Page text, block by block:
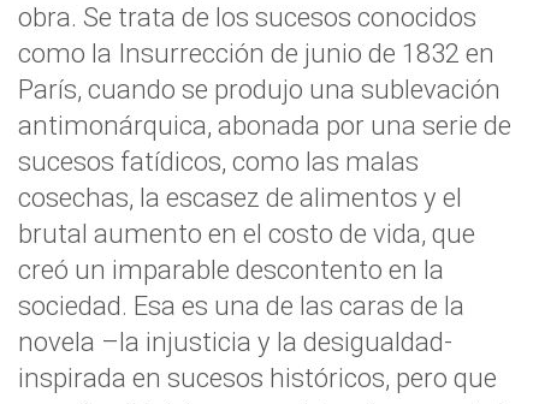
obra. Se trata de los sucesos conocidos
como la Insurrección de junio de 1832 en
París, cuando se produjo una sublevación
antimonárquica, abonada por una serie de
sucesos fatídicos, como las malas
cosechas, la escasez de alimentos y el
brutal aumento en el costo de vida, que
creó un imparable descontento en la
sociedad. Esa es una de las caras de la
novela –la injusticia y la desigualdad-
inspirada en sucesos históricos, pero que